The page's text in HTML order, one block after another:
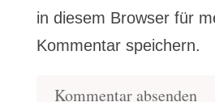
in diesem Browser für
Kommentar speichern.